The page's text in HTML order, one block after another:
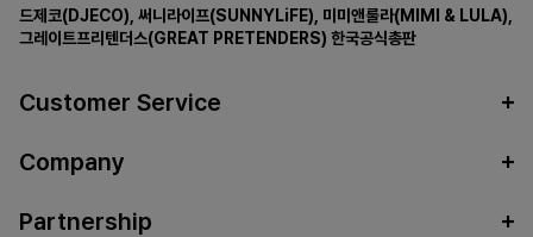
드제코(DJECO) 써니라이프(SUNNYLiFE) 미미앤룰라(MIMI & LULA)
그레이트프리텐더스(GREAT PRETENDERS) 한국공식총판
Customer Service
Company
Partnership